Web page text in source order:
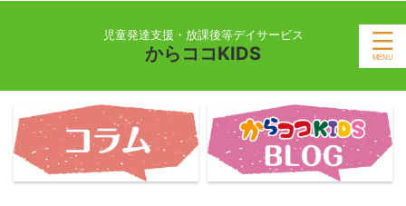
児童発達支援・放課後等デイサービス
からココKIDS